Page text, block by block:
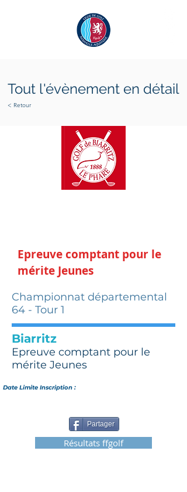
Tout l'évènement en détail
< Retour
Epreuve comptant pour le
mérite Jeunes
Championnat départemental
64 - Tour 1
Biarritz
Epreuve comptant pour le
mérite Jeunes
Date Limite Inscription :
Partager
Résultats ffgolf